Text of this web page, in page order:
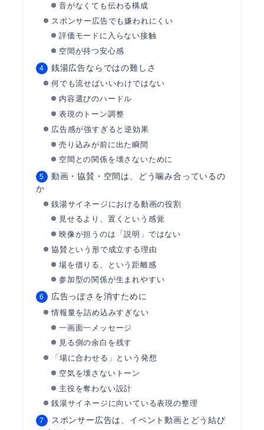
音がなくても伝わる構成
スポンサー広告でも嫌われにくい
評価モードに入らない接触
空間が持つ安心感
銭湯広告ならではの難しさ
何でも流せばいいわけではない
内容選びのハードル
表現のトーン調整
広告感が強すぎると逆効果
売り込みが前に出た瞬間
空間との関係を壊さないために
動画・協賛・空間は、どう噛み合っているの
か
銭湯サイネージにおける動画の役割
見せるより、置くという感覚
映像が担うのは「説明」ではない
協賛という形で成立する理由
場を借りる、という距離感
参加型の関係が生まれやすい
広告っぽさを消すために
情報量を詰め込みすぎない
一画面一メッセージ
見る側の余白を残す
「場に合わせる」という発想
空気を壊さないトーン
主役を奪わない設計
銭湯サイネージに向いている表現の整理
スポンサー広告は、イベント動画とどう結び